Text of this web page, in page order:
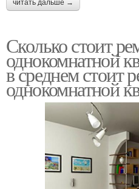
читать дальше →
Сколько стоит
однокомнатной
в среднем стоит
однокомнатной